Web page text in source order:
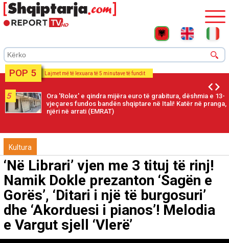
POP 5 Lajmet më të lexuara të 5 minutave të fundit
5
Ora 'Rolex' e qindra mijëra euro të grabitura, dëshmia e 13-
vjeçares fundos bandën shqiptare në Itali! Katër në pranga,
njëri në arrati (EMRAT)
Kultura
‘Në Librari’ vjen me 3 tituj të rinj!
Namik Dokle prezanton ‘Sagën e
Gorës’, ‘Ditari i një të burgosuri’
dhe ‘Akorduesi i pianos’! Melodia
e Vargut sjell ‘Vlerë’